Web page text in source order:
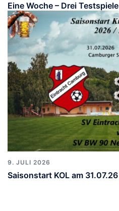
Eine Woche – Drei Testspiele
9. JULI 2026
Saisonstart KOL am 31.07.26